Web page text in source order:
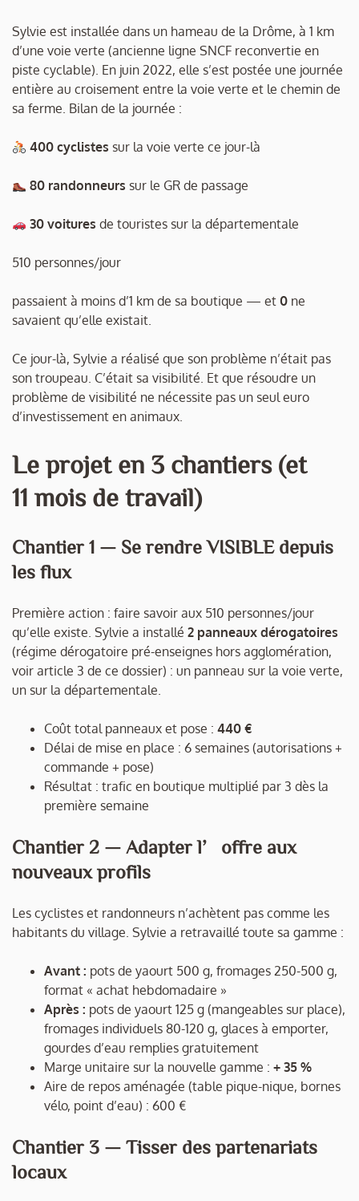
Sylvie est installée dans un hameau de la Drôme, à 1 km
d’une voie verte (ancienne ligne SNCF reconvertie en
piste cyclable). En juin 2022, elle s’est postée une journée
entière au croisement entre la voie verte et le chemin de
sa ferme. Bilan de la journée :
400 cyclistes sur la voie verte ce jour-là
80 randonneurs sur le GR de passage
30 voitures de touristes sur la départementale
510 personnes/jour
passaient à moins d’1 km de sa boutique — et 0 ne
savaient qu’elle existait.
Ce jour-là, Sylvie a réalisé que son problème n’était pas
son troupeau. C’était sa visibilité. Et que résoudre un
problème de visibilité ne nécessite pas un seul euro
d’investissement en animaux.
Le projet en 3 chantiers (et
11 mois de travail)
Chantier 1 — Se rendre VISIBLE depuis
les flux
Première action : faire savoir aux 510 personnes/jour
qu’elle existe. Sylvie a installé 2 panneaux dérogatoires
(régime dérogatoire pré-enseignes hors agglomération,
voir article 3 de ce dossier) : un panneau sur la voie verte,
un sur la départementale.
Coût total panneaux et pose : 440 €
Délai de mise en place : 6 semaines (autorisations +
commande + pose)
Résultat : trafic en boutique multiplié par 3 dès la
première semaine
Chantier 2 — Adapter l’offre aux
nouveaux profils
Les cyclistes et randonneurs n’achètent pas comme les
habitants du village. Sylvie a retravaillé toute sa gamme :
Avant : pots de yaourt 500 g, fromages 250-500 g,
format « achat hebdomadaire »
Après : pots de yaourt 125 g (mangeables sur place),
fromages individuels 80-120 g, glaces à emporter,
gourdes d’eau remplies gratuitement
Marge unitaire sur la nouvelle gamme : + 35 %
Aire de repos aménagée (table pique-nique, bornes
vélo, point d’eau) : 600 €
Chantier 3 — Tisser des partenariats
locaux